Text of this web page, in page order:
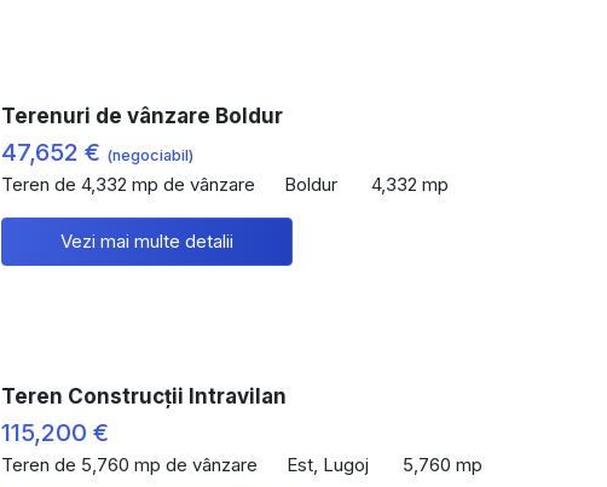
Terenuri de vânzare Boldur
47,652 € (negociabil)
Teren de 4,332 mp de vânzare Boldur 4,332 mp
Vezi mai multe detalii
Teren Construcții Intravilan
115,200 €
Teren de 5,760 mp de vânzare Est, Lugoj 5,760 mp